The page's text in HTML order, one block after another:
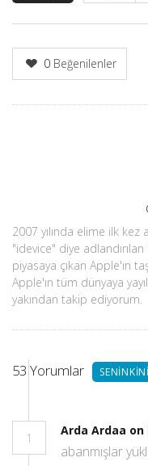
0 Beğenilenler
2007 yılında elime ilk
"idevice" diye
piyasaya çıkan Apple'ın
Apple'ın tüm dünyaya
yakından takip ediyorum.
53 Yorumlar
1
Arda Ardaa on
abanmışlar